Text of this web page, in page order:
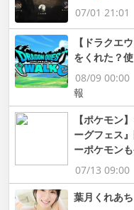
07/01 21:01
【ドラクエ
をくれた？
08/09 00:00
報
【ポケモン
ーグフェス
ーポケモン
07/13 09:00
葉月くれあ